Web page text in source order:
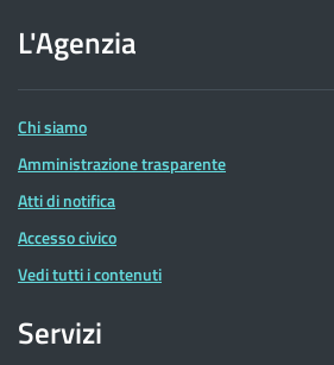
dell'Agenzia
delle
Entrate
L'Agenzia
Chi siamo
Amministrazione trasparente
Atti di notifica
Accesso civico
Vedi tutti i contenuti
Servizi